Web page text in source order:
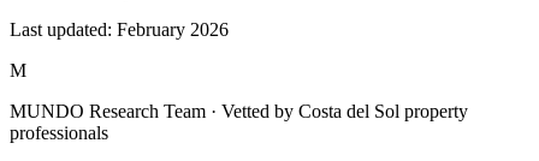
Last updated: February 2026
M
MUNDO Research Team · Vetted by Costa del Sol property
professionals